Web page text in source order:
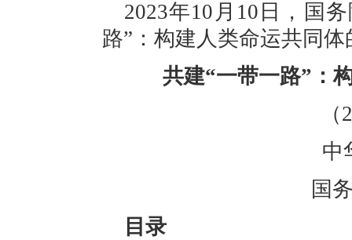
2023年10月10日，国
路”：构建人类命运共同
共建“一带一路”：
中
国
目录